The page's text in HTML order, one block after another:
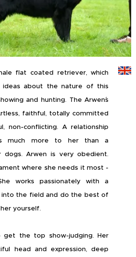
flat coated retriever, which
ideas about the nature of this
and hunting. The Arwen´s
faithful, totally committed
non-conflicting. A relationship
much more to her than a
dogs. Arwen is very obedient.
where she needs it most -
works passionately with a
the field and do the best of
yourself.
get the top show-judging. Her
head and expression, deep